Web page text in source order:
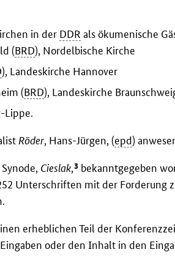
in der DDR als ökumenische
(BRD), Nordelbische Kirche
), Landeskirche Hannover
(BRD), Landeskirche
Lippe.
Röder, Hans-Jürgen, (epd)
Cieslak,3 bekanntgegeben
Unterschriften mit der Forderung
erheblichen Teil der
oder den Inhalt in den